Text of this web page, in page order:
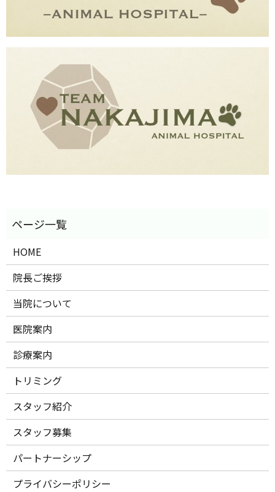
HOME
院長ご挨拶
当院について
医院案内
診療案内
トリミング
スタッフ紹介
スタッフ募集
パートナーシップ
プライバシーポリシー